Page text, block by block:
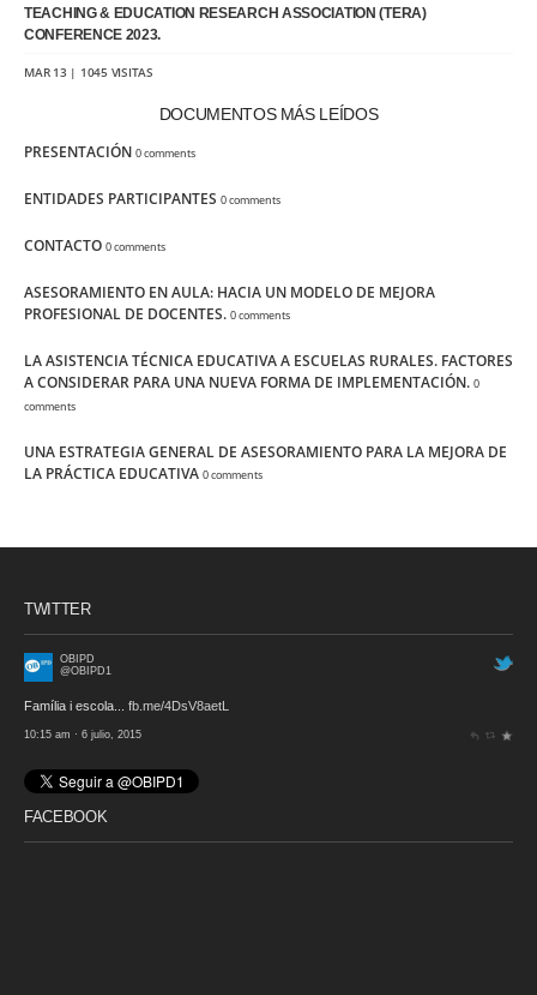
TEACHING & EDUCATION RESEARCH ASSOCIATION (TERA)
CONFERENCE 2023.
MAR 13 | 1045 VISITAS
DOCUMENTOS MÁS LEÍDOS
PRESENTACIÓN 0 comments
ENTIDADES PARTICIPANTES 0 comments
CONTACTO 0 comments
ASESORAMIENTO EN AULA: HACIA UN MODELO DE MEJORA
PROFESIONAL DE DOCENTES. 0 comments
LA ASISTENCIA TÉCNICA EDUCATIVA A ESCUELAS RURALES. FACTORES
A CONSIDERAR PARA UNA NUEVA FORMA DE IMPLEMENTACIÓN. 0
comments
UNA ESTRATEGIA GENERAL DE ASESORAMIENTO PARA LA MEJORA DE
LA PRÁCTICA EDUCATIVA 0 comments
TWITTER
OBIPD
@OBIPD1
Família i escola... fb.me/4DsV8aetL
10:15 am · 6 julio, 2015
FACEBOOK